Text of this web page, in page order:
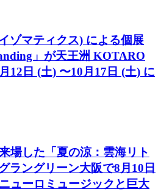
ゾマティクス) による個展
」が天王洲 KOTARO
12日 (土) 〜10月17日 (土) に
場した「夏の涼：雲海リト
ラングリーン大阪で8月10日
ューロミュージックと巨大